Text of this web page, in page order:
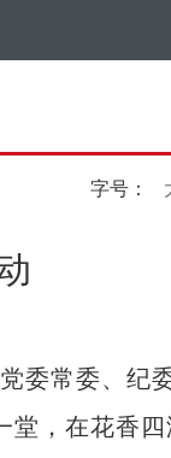
字号：
委常委、纪
堂，在花香四